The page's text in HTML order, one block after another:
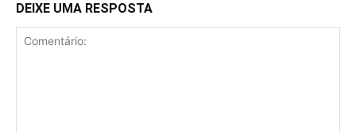
DEIXE UMA RESPOSTA